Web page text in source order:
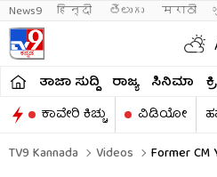
News9 हिन्दी తెలుగు मराठी
ತಾಜಾ ಸುದ್ದಿ ರಾಜ್ಯ ಸಿನಿಮಾ
ಕಾವೇರಿ ಕಿಚ್ಚು
ವಿಡಿಯೋ
TV9 Kannada
Videos Former CM